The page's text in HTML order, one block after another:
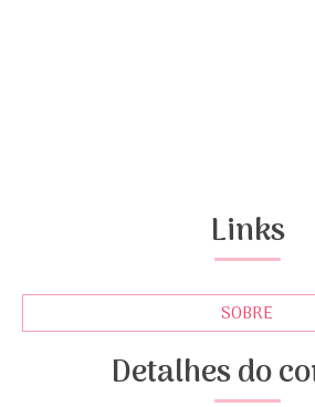
Links
SOBRE
Detalhes do